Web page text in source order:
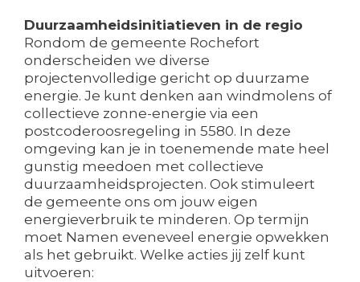
Duurzaamheidsinitiatieven in de regio
Rondom de gemeente Rochefort
onderscheiden we diverse
projectenvolledige gericht op duurzame
energie. Je kunt denken aan windmolens of
collectieve zonne-energie via een
postcoderoosregeling in 5580. In deze
omgeving kan je in toenemende mate heel
gunstig meedoen met collectieve
duurzaamheidsprojecten. Ook stimuleert
de gemeente ons om jouw eigen
energieverbruik te minderen. Op termijn
moet Namen eveneveel energie opwekken
als het gebruikt. Welke acties jij zelf kunt
uitvoeren: